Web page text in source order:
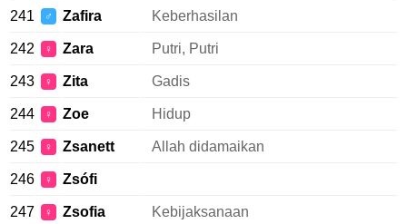
241 ♂ Zafira Keberhasilan
242 ♀ Zara Putri, Putri
243 ♀ Zita Gadis
244 ♀ Zoe Hidup
245 ♀ Zsanett Allah didamaikan
246 ♀ Zsófi
247 ♀ Zsofia Kebijaksanaan